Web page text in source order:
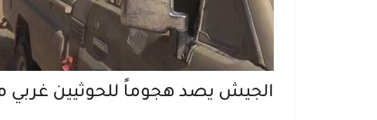
الجيش يصد هجوماً للحوثيين غربي